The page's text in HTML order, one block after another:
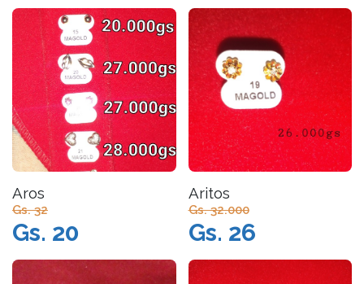
Aros
Gs. 32
Gs. 20
Aritos
Gs. 32.000
Gs. 26